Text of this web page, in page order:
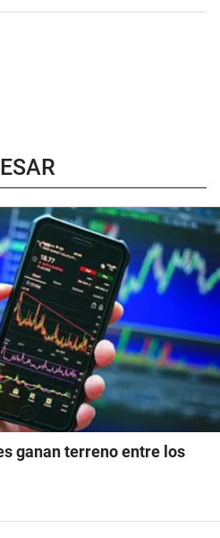
ganan terreno entre los